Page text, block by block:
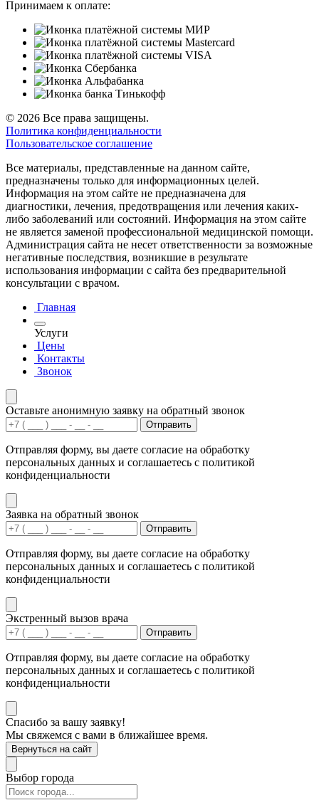
Принимаем к оплате:
© 2026 Все права защищены.
Политика конфиденциальности
Пользовательское соглашение
Все материалы, представленные на данном сайте,
предназначены только для информационных целей.
Информация на этом сайте не предназначена для
диагностики, лечения, предотвращения или лечения каких-
либо заболеваний или состояний. Информация на этом сайте
не является заменой профессиональной медицинской помощи.
Администрация сайта не несет ответственности за возможные
негативные последствия, возникшие в результате
использования информации с сайта без предварительной
консультации с врачом.
Главная
Услуги
Цены
Контакты
Звонок
Оставьте анонимную заявку на обратный звонок
Отправить
Отправляя форму, вы даете согласие на обработку
персональных данных и соглашаетесь с политикой
конфиденциальности
Заявка на обратный звонок
Отправить
Отправляя форму, вы даете согласие на обработку
персональных данных и соглашаетесь с политикой
конфиденциальности
Экстренный вызов врача
Отправить
Отправляя форму, вы даете согласие на обработку
персональных данных и соглашаетесь с политикой
конфиденциальности
Спасибо за вашу заявку!
Мы свяжемся с вами в ближайшее время.
Вернуться на сайт
Выбор города